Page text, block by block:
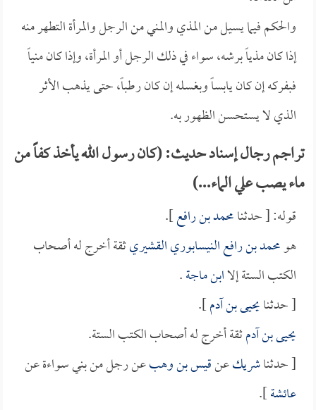
والحكم فيما يسيل من المذي والمني من الرجل والمرأة التطهر منه
إذا كان مذياً برشه، سواء في ذلك الرجل أو المرأة، وإذا كان منياً
فبفركه إن كان يابساً وبغسله إن كان رطباً، حتى يذهب الأثر
الذي لا يستحسن الظهور به.
تراجم رجال إسناد حديث: (كان رسول الله يأخذ كفاً من
ماء يصب علي الماء...)
قوله: [ حدثنامحمد بن رافع].
هومحمد بن رافع النيسابوري القشيريثقة أخرج له أصحاب
الكتب الستة إلاابن ماجة.
[ حدثنايحيى بن آدم].
يحيى بن آدمثقة أخرج له أصحاب الكتب الستة.
[ حدثناشريكعنقيس بن وهبعن رجل من بني سواءة عن
عائشة].